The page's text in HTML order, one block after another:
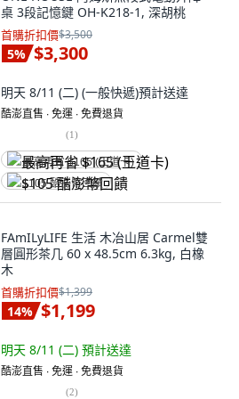
桌 3段記憶鍵 OH-K218-1, 深胡桃
首購折扣價$3,500
5% $3,300
明天 8/11 (二) (一般快遞)預計送達
酷澎直售 ∙ 免運 ∙ 免費退貨
(1)
最高再省 $165 (王道卡)
$105 酷澎幣回饋
FAmILyLIFE 生活 木冶山居 Carmel雙
層圓形茶几 60 x 48.5cm 6.3kg, 白橡
木
首購折扣價$1,399
14% $1,199
明天 8/11 (二) 預計送達
酷澎直售 ∙ 免運 ∙ 免費退貨
(2)